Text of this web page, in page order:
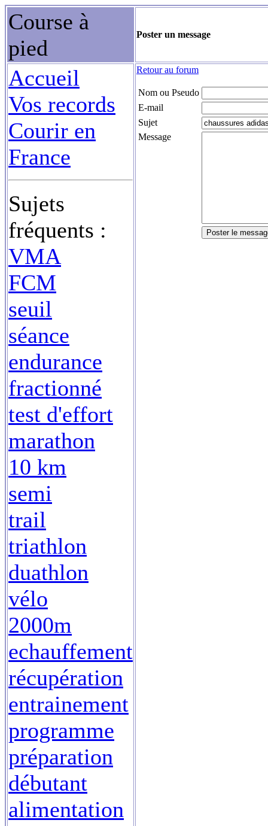
Course à
pied
Poster un message
Accueil
Vos records
Courir en
France
Sujets
fréquents :
VMA
FCM
seuil
séance
endurance
fractionné
test d'effort
marathon
10 km
semi
trail
triathlon
duathlon
vélo
2000m
echauffement
récupération
entrainement
programme
préparation
débutant
alimentation
Retour au forum
Nom ou Pseudo
E-mail
Sujet
Message